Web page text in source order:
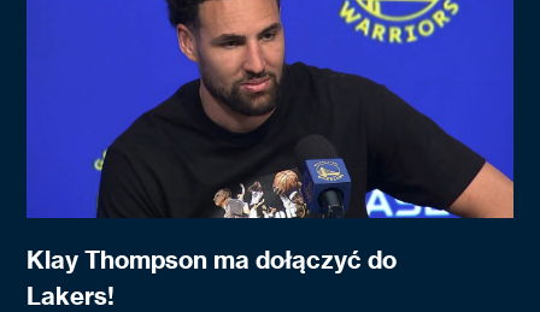
Klay Thompson ma dołączyć do
Lakers!